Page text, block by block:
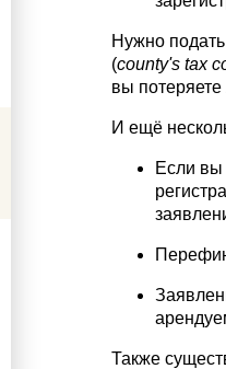
Нужно
(county's tax
вы потеряете
И ещё
Если вы
Также